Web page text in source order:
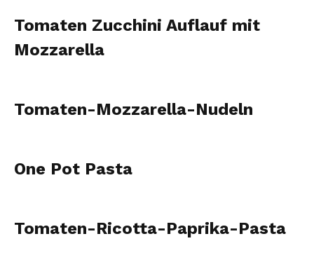
Tomaten Zucchini Auflauf mit
Mozzarella
Tomaten-Mozzarella-Nudeln
One Pot Pasta
Tomaten-Ricotta-Paprika-Pasta